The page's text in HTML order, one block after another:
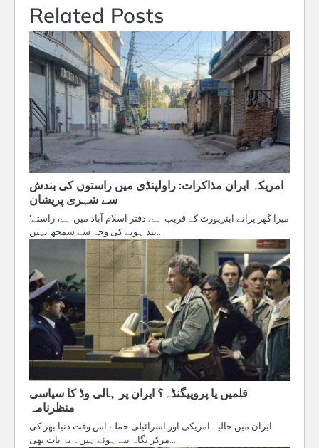
Related Posts
امریکہ ایران مذاکرات: راولپنڈی میں راستوں کی بندش
سے شہری پریشان
’میرا گھر پرانے ایئرپورٹ کے قریب ہے، دفتر اسلام آباد میں ہے، راستے
بند ہونے کی وجہ سے سمجھ نہیں…
فلمیں یا پروپیگنڈہ؟ ایران پر ہالی وڈ کا سیاسی
منظرنامہ
ایران میں حالیہ امریکی اور اسرائیلی حملے اس وقت دنیا بھر کی
مرکز نگاہ بنے ہوئے ہیں۔ یہ بات بھی…